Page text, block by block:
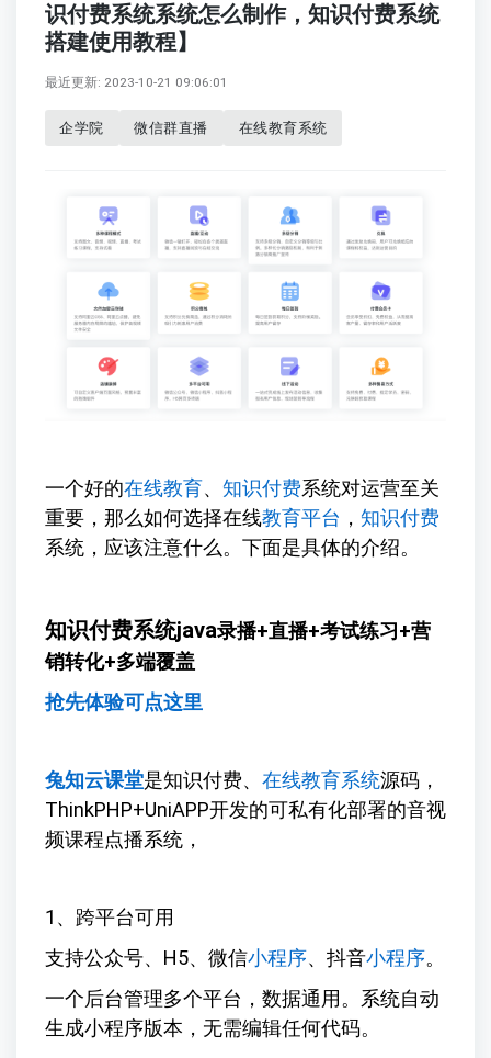
识付费系统系统怎么制作，知识付费系统
搭建使用教程】
最近更新: 2023-10-21 09:06:01
企学院 微信群直播 在线教育系统
一个好的在线教育、 知识付费系统对运营至关
重要，那么如何选择在线教育平台 ， 知识付费
系统，应该注意什么。下面是具体的介绍。
知识付费系统java录播+直播+考试练习+营
销转化+多端覆盖
抢先体验可点这里
兔知云课堂是知识付费、 在线教育系统源码，
ThinkPHP+UniAPP开发的可私有化部署的音视
频课程点播系统，
1、跨平台可用
支持公众号、H5、微信小程序、抖音小程序。
一个后台管理多个平台，数据通用。系统自动
生成小程序版本，无需编辑任何代码。